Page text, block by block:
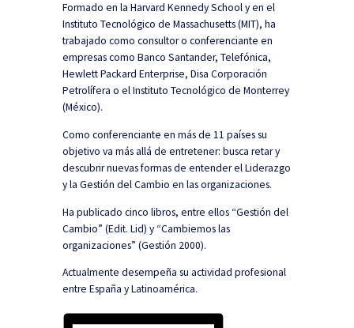
Formado en la Harvard Kennedy School y en el
Instituto Tecnológico de Massachusetts (MIT), ha
trabajado como consultor o conferenciante en
empresas como Banco Santander, Telefónica,
Hewlett Packard Enterprise, Disa Corporación
Petrolífera o el Instituto Tecnológico de Monterrey
(México).
Como conferenciante en más de 11 países su
objetivo va más allá de entretener: busca retar y
descubrir nuevas formas de entender el Liderazgo
y la Gestión del Cambio en las organizaciones.
Ha publicado cinco libros, entre ellos “Gestión del
Cambio” (Edit. Lid) y “Cambiemos las
organizaciones” (Gestión 2000).
Actualmente desempeña su actividad profesional
entre España y Latinoamérica.